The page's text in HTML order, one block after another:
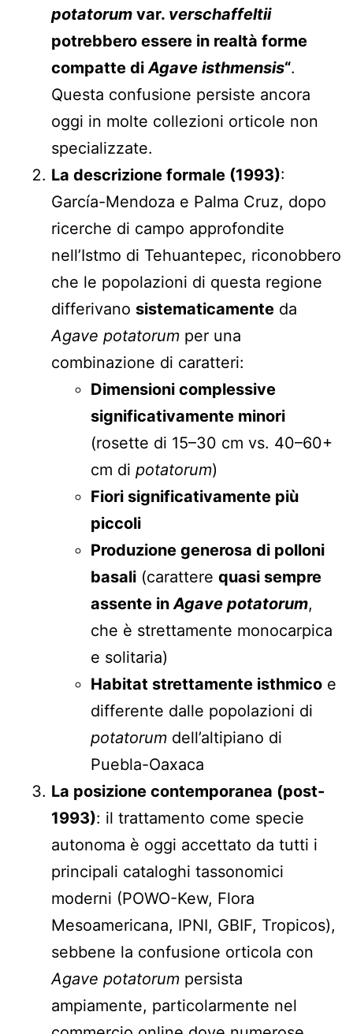
potatorum var. verschaffeltii
potrebbero essere in realtà forme
compatte di Agave isthmensis“.
Questa confusione persiste ancora
oggi in molte collezioni orticole non
specializzate.
La descrizione formale (1993):
García-Mendoza e Palma Cruz, dopo
ricerche di campo approfondite
nell’Istmo di Tehuantepec, riconobbero
che le popolazioni di questa regione
differivano sistematicamente da
Agave potatorum per una
combinazione di caratteri:
Dimensioni complessive
significativamente minori
(rosette di 15–30 cm vs. 40–60+
cm di potatorum)
Fiori significativamente più
piccoli
Produzione generosa di polloni
basali (carattere quasi sempre
assente in Agave potatorum,
che è strettamente monocarpica
e solitaria)
Habitat strettamente isthmico e
differente dalle popolazioni di
potatorum dell’altipiano di
Puebla-Oaxaca
La posizione contemporanea (post-
1993): il trattamento come specie
autonoma è oggi accettato da tutti i
principali cataloghi tassonomici
moderni (POWO-Kew, Flora
Mesoamericana, IPNI, GBIF, Tropicos),
sebbene la confusione orticola con
Agave potatorum persista
ampiamente, particolarmente nel